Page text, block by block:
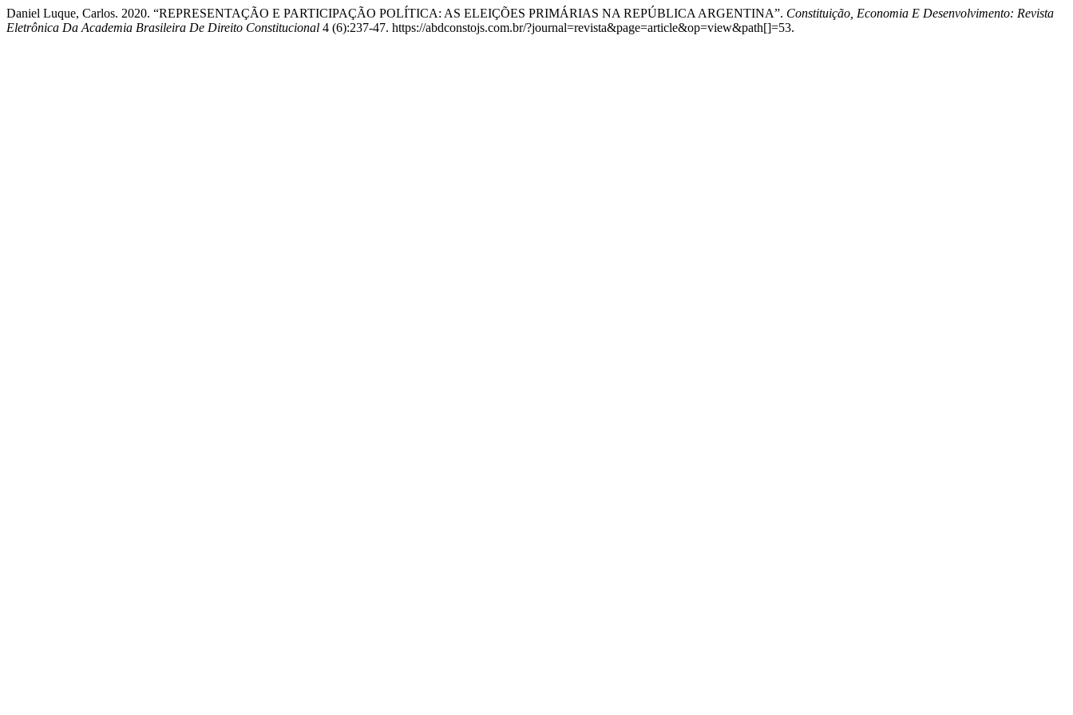
Daniel Luque, Carlos. 2020. “REPRESENTAÇÃO E PARTICIPAÇÃO POLÍTICA: AS ELEIÇÕES PRIMÁRIAS NA REPÚBLICA ARGENTINA”. Constituição, Economia E Desenvolvimento: Revista
Eletrônica Da Academia Brasileira De Direito Constitucional 4 (6):237-47. https://abdconstojs.com.br/?journal=revista&page=article&op=view&path[]=53.